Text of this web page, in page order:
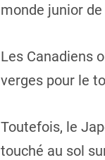
monde junior de
Les Canadiens
verges pour le
Toutefois, le
touché au sol